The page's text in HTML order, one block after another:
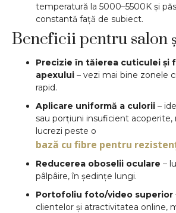
temperatură la 5000–5500K și
constantă față de subiect.
Beneficii pentru salon
Precizie în tăierea cuticulei și
apexului – vezi mai bine zonele
rapid.
Aplicare uniformă a culorii –
sau porțiuni insuficient acoperite,
lucrezi peste o
bază cu fibre pentru
Reducerea oboselii oculare –
pâlpâire, în ședințe lungi.
Portofoliu foto/video superior
clientelor și atractivitatea online,